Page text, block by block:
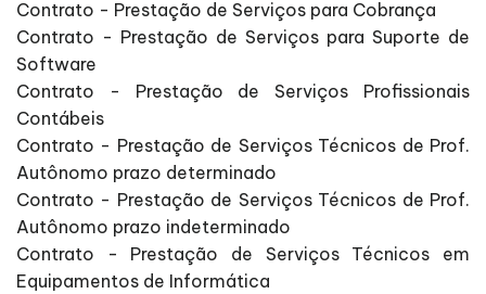
Contrato - Prestação de Serviços para Cobrança
Contrato - Prestação de Serviços para Suporte de
Software
Contrato - Prestação de Serviços Profissionais
Contábeis
Contrato - Prestação de Serviços Técnicos de Prof.
Autônomo prazo determinado
Contrato - Prestação de Serviços Técnicos de Prof.
Autônomo prazo indeterminado
Contrato - Prestação de Serviços Técnicos em
Equipamentos de Informática